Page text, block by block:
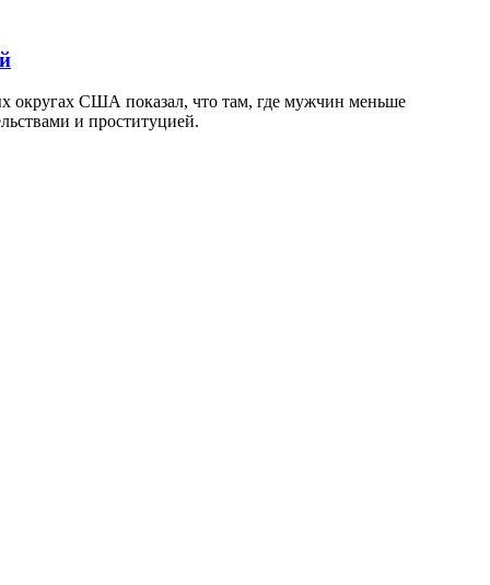
округах США показал, что там, где мужчин меньше
и проституцией.